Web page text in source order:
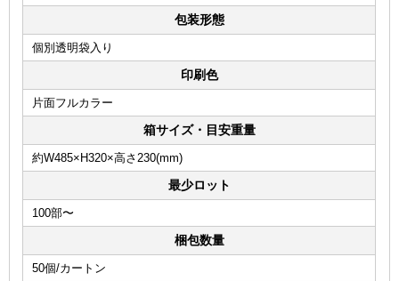
包装形態
個別透明袋入り
印刷色
片面フルカラー
箱サイズ・目安重量
約W485×H320×高さ230(mm)
最少ロット
100部〜
梱包数量
50個/カートン